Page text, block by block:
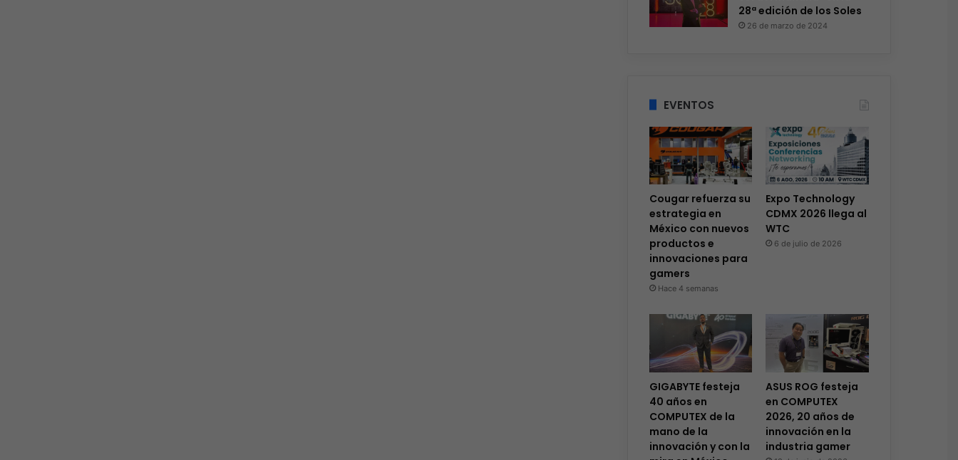
28ª edición de los Soles
26 de marzo de 2024
EVENTOS
Cougar refuerza su
estrategia en
México con nuevos
productos e
innovaciones para
gamers
Hace 4 semanas
Expo Technology
CDMX 2026 llega al
WTC
6 de julio de 2026
GIGABYTE festeja
40 años en
COMPUTEX de la
mano de la
innovación y con la
ASUS ROG festeja
en COMPUTEX
2026, 20 años de
innovación en la
industria gamer